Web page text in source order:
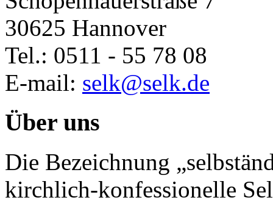
30625 Hannover
Tel.: 0511 - 55 78 08
E-mail: selk@selk.de
Über uns
Die Bezeichnung
kirchlich-konfessionelle